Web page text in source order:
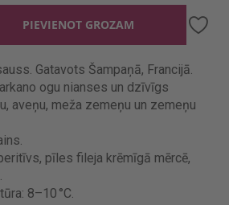
PIEVIENOT GROZAM
Gatavots Šampaņā, Francijā.
ogu nianses un dzīvīgs
aveņu, meža zemeņu un zemeņu
pīles fileja krēmīgā mērcē,
8–10 °C.